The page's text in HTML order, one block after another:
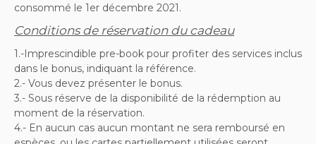
consommé le 1er décembre 2021.
Conditions de réservation du cadeau
1.-Imprescindible pre-book pour profiter des services inclus
dans le bonus, indiquant la référence.
2.- Vous devez présenter le bonus.
3.- Sous réserve de la disponibilité de la rédemption au
moment de la réservation.
4.- En aucun cas aucun montant ne sera remboursé en